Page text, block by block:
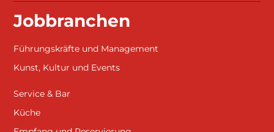
Jobbranchen
Führungskräfte und Management
Kunst, Kultur und Events
Service & Bar
Küche